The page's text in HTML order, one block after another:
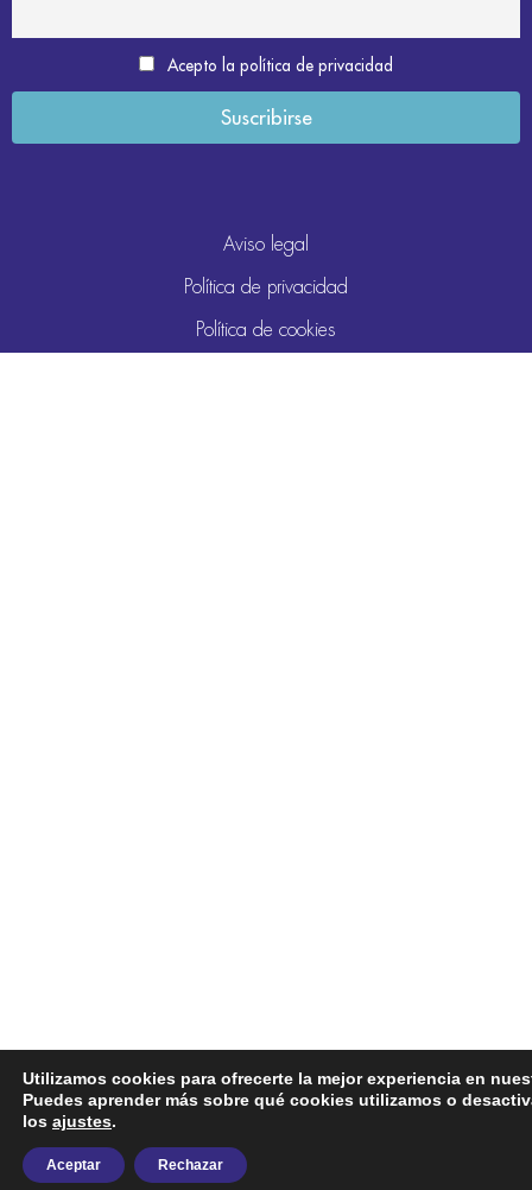
Acepto la política de privacidad
Aviso legal
Política de privacidad
Política de cookies
Utilizamos cookies para ofrecerte la mejor experiencia en
Puedes aprender más sobre qué cookies utilizamos o
los ajustes.
Aceptar Rechazar